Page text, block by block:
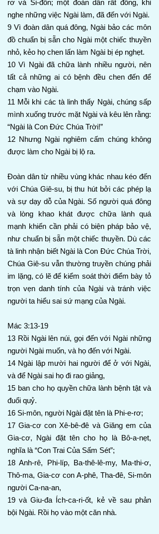
rơ và Si-đôn; một đoàn dân rất đông, khi
nghe những việc Ngài làm, đã đến với Ngài.
9 Vì đoàn dân quá đông, Ngài bảo các môn
đồ chuẩn bị sẵn cho Ngài một chiếc thuyền
nhỏ, kẻo họ chen lấn làm Ngài bị ép nghẹt.
10 Vì Ngài đã chữa lành nhiều người, nên
tất cả những ai có bệnh đều chen đến để
chạm vào Ngài.
11 Mỗi khi các tà linh thấy Ngài, chúng sấp
mình xuống trước mặt Ngài và kêu lên rằng:
“Ngài là Con Đức Chúa Trời!”
12 Nhưng Ngài nghiêm cấm chúng không
được làm cho Ngài bị lộ ra.
Đoàn dân từ nhiều vùng khác nhau kéo đến
với Chúa Giê-su, bị thu hút bởi các phép lạ
và sự dạy dỗ của Ngài. Số người quá đông
và lòng khao khát được chữa lành quá
mạnh khiến cần phải có biện pháp bảo vệ,
như chuẩn bị sẵn một chiếc thuyền. Dù các
tà linh nhận biết Ngài là Con Đức Chúa Trời,
Chúa Giê-su vẫn thường truyền chúng phải
im lặng, có lẽ để kiểm soát thời điểm bày tỏ
trọn vẹn danh tính của Ngài và tránh việc
người ta hiểu sai sứ mạng của Ngài.
Mác 3:13-19
13 Rồi Ngài lên núi, gọi đến với Ngài những
người Ngài muốn, và họ đến với Ngài.
14 Ngài lập mười hai người để ở với Ngài,
và để Ngài sai họ đi rao giảng,
15 ban cho họ quyền chữa lành bệnh tật và
đuổi quỷ.
16 Si-môn, người Ngài đặt tên là Phi-e-rơ;
17 Gia-cơ con Xê-bê-đê và Giăng em của
Gia-cơ, Ngài đặt tên cho họ là Bô-a-nẹt,
nghĩa là “Con Trai Của Sấm Sét”;
18 Anh-rê, Phi-líp, Ba-thê-lê-my, Ma-thi-ơ,
Thô-ma, Gia-cơ con A-phê, Tha-đê, Si-môn
người Ca-na-an,
19 và Giu-đa Ích-ca-ri-ốt, kẻ về sau phản
bội Ngài. Rồi họ vào một căn nhà.